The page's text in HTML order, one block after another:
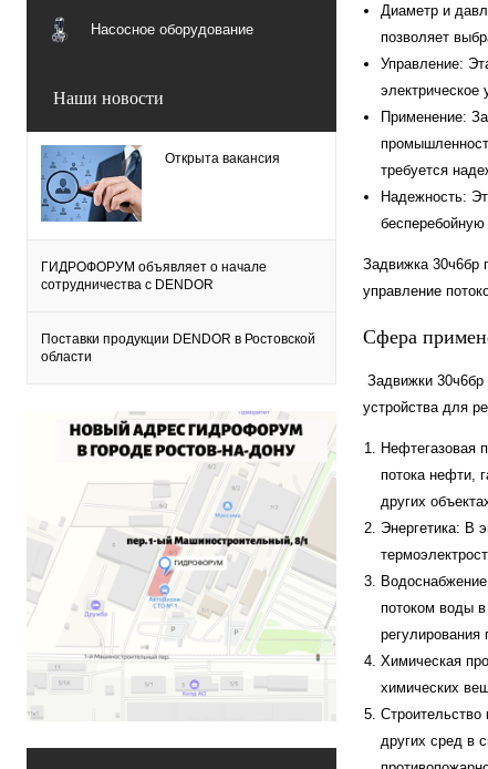
Насосное оборудование
Наши новости
Открыта вакансия
ГИДРОФОРУМ объявляет о начале
сотрудничества с DENDOR
Поставки продукции DENDOR в Ростовской
области
Диаметр и
позволяет
Управление:
электрическое
Применение:
требуется
Надежность:
бесперебойную
Задвижка 30ч6бр
управление
Сфера
Задвижки
устройства для
Нефтегазовая
потока нефти,
других
Энергетика: В
потоком воды
регулирования
Химическая
химических
Строительство
других сред в